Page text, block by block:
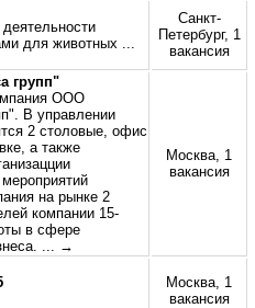
для животных
Санкт-
Петербург, 1
вакансия
групп"
ООО
В управлении
2 столовые, офис
а также
на рынке 2
компании 15-
в сфере
... →
Москва, 1
вакансия
Москва, 1
вакансия